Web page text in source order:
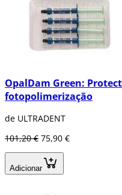
OpalDam Green:
fotopolimerização
de ULTRADENT
101,20 € 75,90 €
Adicionar